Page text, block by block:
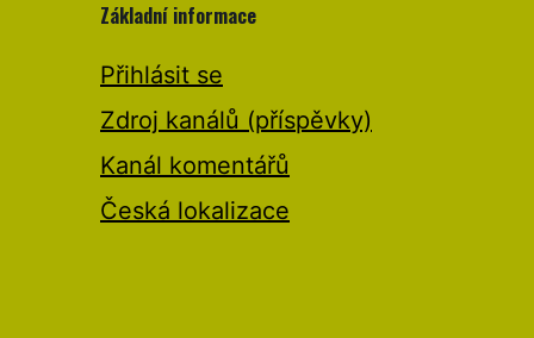
Základní informace
Přihlásit se
Zdroj kanálů (příspěvky)
Kanál komentářů
Česká lokalizace